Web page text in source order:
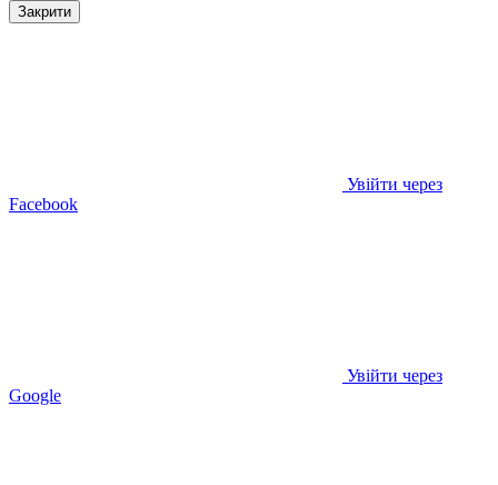
Закрити
Увійти через
Facebook
Увійти через
Google